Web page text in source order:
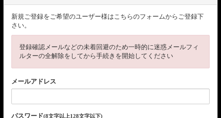
新規ご登録をご希望のユーザー様はこちらのフォームからご登録下
さい。
登録確認メールなどの未着回避のため一時的に迷惑メールフィ
ルターの全解除をしてから手続きを開始してください
メールアドレス
パスワード(8文字以上128文字以下)